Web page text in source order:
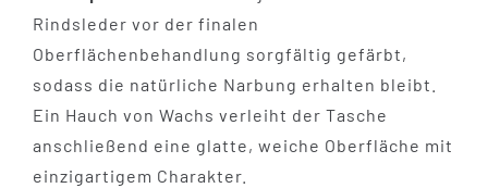
Rindsleder vor der finalen
Oberflächenbehandlung sorgfältig gefärbt,
sodass die natürliche Narbung erhalten bleibt.
Ein Hauch von Wachs verleiht der Tasche
anschließend eine glatte, weiche Oberfläche mit
einzigartigem Charakter.